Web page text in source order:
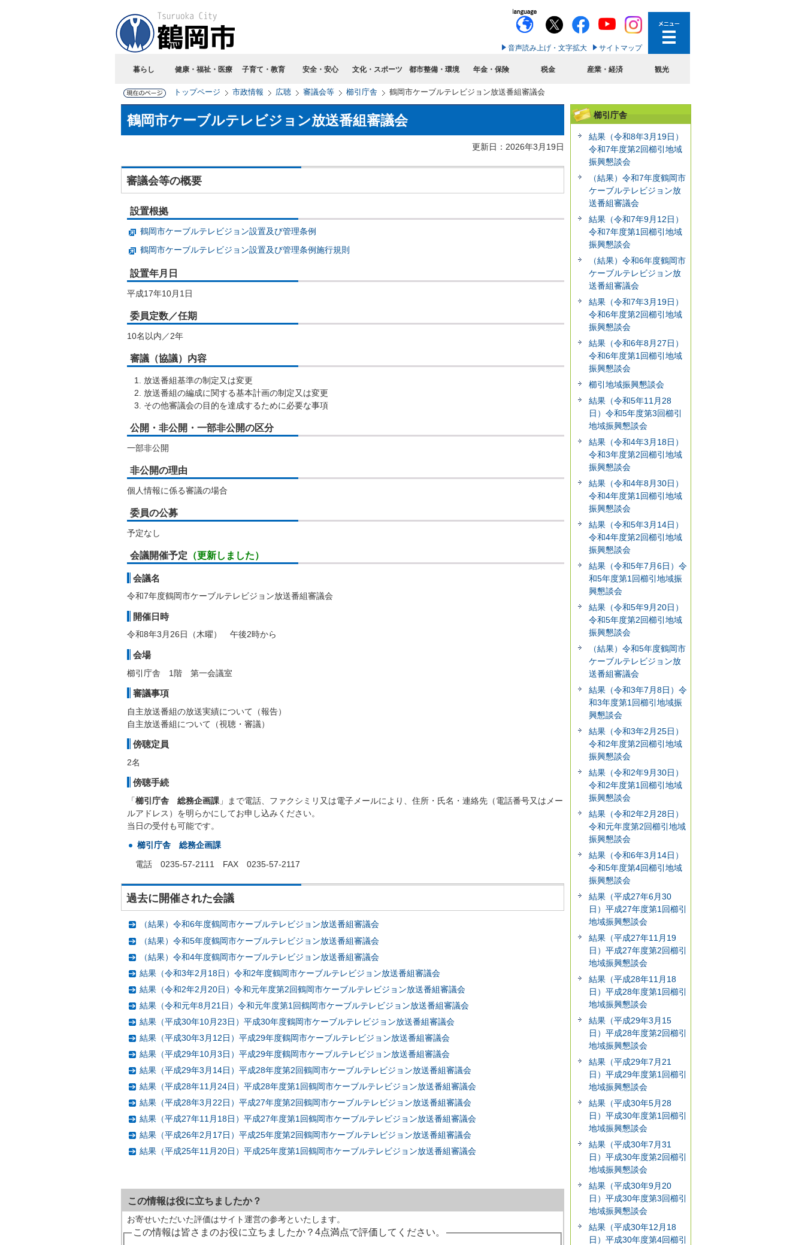
音声読み上げ・文字拡大 サイトマップ
暮らし 健康・福祉・医療 子育て・教育 安全・安心 文化・スポーツ 都市整備・環境 年金・保険 税金 産業・経済 観光
トップページ 市政情報 広聴 審議会等 櫛引庁舎 鶴岡市ケーブルテレビジョン放送番組審議会
鶴岡市ケーブルテレビジョン放送番組審議会
更新日：2026年3月19日
審議会等の概要
設置根拠
鶴岡市ケーブルテレビジョン設置及び管理条例
鶴岡市ケーブルテレビジョン設置及び管理条例施行規則
設置年月日
平成17年10月1日
委員定数／任期
10名以内／2年
審議（協議）内容
放送番組基準の制定又は変更
放送番組の編成に関する基本計画の制定又は変更
その他審議会の目的を達成するために必要な事項
公開・非公開・一部非公開の区分
一部非公開
非公開の理由
個人情報に係る審議の場合
委員の公募
予定なし
会議開催予定 （更新しました）
会議名
令和7年度鶴岡市ケーブルテレビジョン放送番組審議会
開催日時
令和8年3月26日（木曜） 午後2時から
会場
櫛引庁舎 1階 第一会議室
審議事項
自主放送番組の放送実績について（報告）
自主放送番組について（視聴・審議）
傍聴定員
2名
傍聴手続
「櫛引庁舎 総務企画課 」まで電話、ファクシミリ又は電子メールにより、住所・氏名・連絡先（電話番号又はメー
ルアドレス）を明らかにしてお申し込みください。
当日の受付も可能です。
櫛引庁舎 総務企画課
電話 0235-57-2111 FAX 0235-57-2117
過去に開催された会議
（結果）令和6年度鶴岡市ケーブルテレビジョン放送番組審議会
（結果）令和5年度鶴岡市ケーブルテレビジョン放送番組審議会
（結果）令和4年度鶴岡市ケーブルテレビジョン放送番組審議会
結果（令和3年2月18日）令和2年度鶴岡市ケーブルテレビジョン放送番組審議会
結果（令和2年2月20日）令和元年度第2回鶴岡市ケーブルテレビジョン放送番組審議会
結果（令和元年8月21日）令和元年度第1回鶴岡市ケーブルテレビジョン放送番組審議会
結果（平成30年10月23日）平成30年度鶴岡市ケーブルテレビジョン放送番組審議会
結果（平成30年3月12日）平成29年度鶴岡市ケーブルテレビジョン放送番組審議会
結果（平成29年10月3日）平成29年度鶴岡市ケーブルテレビジョン放送番組審議会
結果（平成29年3月14日）平成28年度第2回鶴岡市ケーブルテレビジョン放送番組審議会
結果（平成28年11月24日）平成28年度第1回鶴岡市ケーブルテレビジョン放送番組審議会
結果（平成28年3月22日）平成27年度第2回鶴岡市ケーブルテレビジョン放送番組審議会
結果（平成27年11月18日）平成27年度第1回鶴岡市ケーブルテレビジョン放送番組審議会
結果（平成26年2月17日）平成25年度第2回鶴岡市ケーブルテレビジョン放送番組審議会
結果（平成25年11月20日）平成25年度第1回鶴岡市ケーブルテレビジョン放送番組審議会
この情報は役に立ちましたか？
お寄せいただいた評価はサイト運営の参考といたします。
この情報は皆さまのお役に立ちましたか？4点満点で評価してください。
櫛引庁舎
結果（令和8年3月19日）
令和7年度第2回櫛引地域
振興懇談会
（結果）令和7年度鶴岡市
ケーブルテレビジョン放
送番組審議会
結果（令和7年9月12日）
令和7年度第1回櫛引地域
振興懇談会
（結果）令和6年度鶴岡市
ケーブルテレビジョン放
送番組審議会
結果（令和7年3月19日）
令和6年度第2回櫛引地域
振興懇談会
結果（令和6年8月27日）
令和6年度第1回櫛引地域
振興懇談会
櫛引地域振興懇談会
結果（令和5年11月28
日）令和5年度第3回櫛引
地域振興懇談会
結果（令和4年3月18日）
令和3年度第2回櫛引地域
振興懇談会
結果（令和4年8月30日）
令和4年度第1回櫛引地域
振興懇談会
結果（令和5年3月14日）
令和4年度第2回櫛引地域
振興懇談会
結果（令和5年7月6日）令
和5年度第1回櫛引地域振
興懇談会
結果（令和5年9月20日）
令和5年度第2回櫛引地域
振興懇談会
（結果）令和5年度鶴岡市
ケーブルテレビジョン放
送番組審議会
結果（令和3年7月8日）令
和3年度第1回櫛引地域振
興懇談会
結果（令和3年2月25日）
令和2年度第2回櫛引地域
振興懇談会
結果（令和2年9月30日）
令和2年度第1回櫛引地域
振興懇談会
結果（令和2年2月28日）
令和元年度第2回櫛引地域
振興懇談会
結果（令和6年3月14日）
令和5年度第4回櫛引地域
振興懇談会
結果（平成27年6月30
日）平成27年度第1回櫛引
地域振興懇談会
結果（平成27年11月19
日）平成27年度第2回櫛引
地域振興懇談会
結果（平成28年11月18
日）平成28年度第1回櫛引
地域振興懇談会
結果（平成29年3月15
日）平成28年度第2回櫛引
地域振興懇談会
結果（平成29年7月21
日）平成29年度第1回櫛引
地域振興懇談会
結果（平成30年5月28
日）平成30年度第1回櫛引
地域振興懇談会
結果（平成30年7月31
日）平成30年度第2回櫛引
地域振興懇談会
結果（平成30年9月20
日）平成30年度第3回櫛引
地域振興懇談会
結果（平成30年12月18
日）平成30年度第4回櫛引